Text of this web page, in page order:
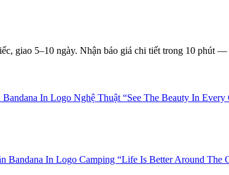
giao 5–10 ngày. Nhận báo giá chi tiết trong 10 phút —